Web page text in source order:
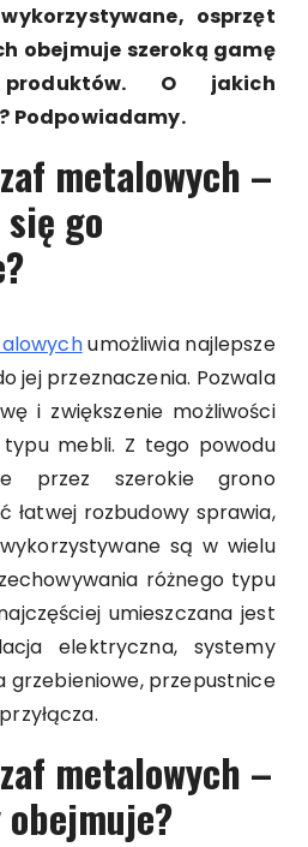
osprzęt
obejmuje szeroką gamę
O jakich
Podpowiadamy.
metalowych –
go
umożliwia najlepsze
jej przeznaczenia. Pozwala
i zwiększenie możliwości
mebli. Z tego powodu
przez szerokie grono
łatwej rozbudowy sprawia,
są w wielu
różnego typu
umieszczana jest
elektryczna, systemy
grzebieniowe, przepustnice
metalowych –